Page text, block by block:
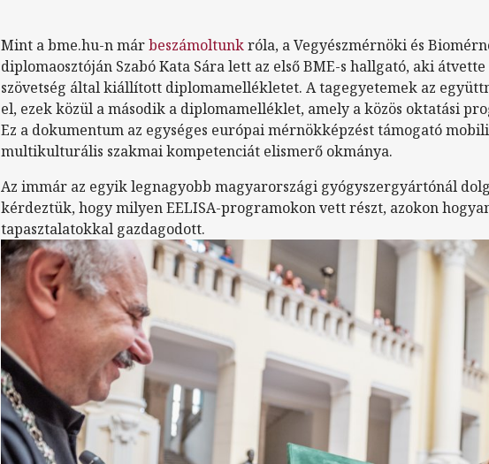
Mint a bme.hu-n márbeszámoltunkróla, a Vegyészmérnöki és
diplomaosztóján Szabó Kata Sára lett az első BME-s hallgató, aki átvette
szövetség által kiállított diplomamellékletet. A tagegyetemek az
el, ezek közül a második a diplomamelléklet, amely a közös oktatási
Ez a dokumentum az egységes európai mérnökképzést támogató
multikulturális szakmai kompetenciát elismerő okmánya.
Az immár az egyik legnagyobb magyarországi gyógyszergyártónál
kérdeztük, hogy milyen EELISA-programokon vett részt, azokon
tapasztalatokkal gazdagodott.